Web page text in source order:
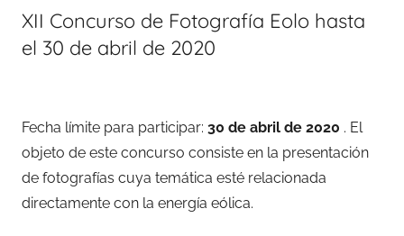
XII Concurso de Fotografía Eolo hasta
el 30 de abril de 2020
Fecha límite para participar: 30 de abril de 2020 . El
objeto de este concurso consiste en la presentación
de fotografías cuya temática esté relacionada
directamente con la energía eólica.